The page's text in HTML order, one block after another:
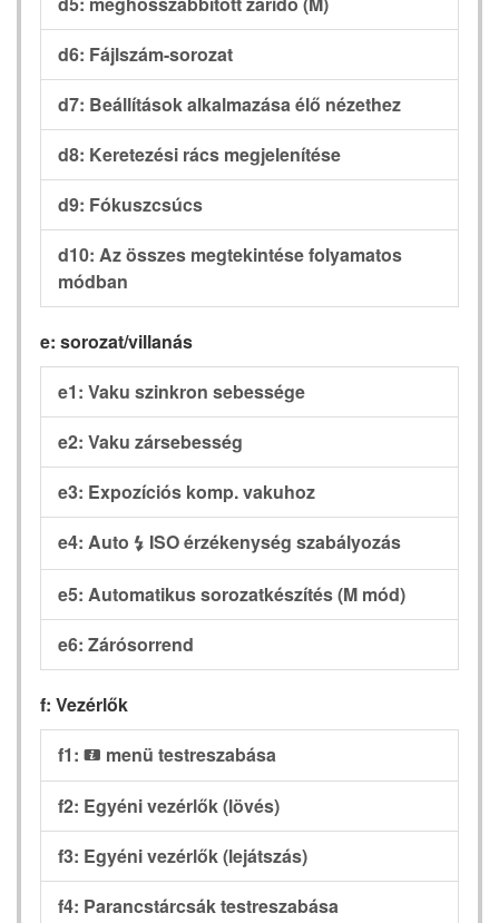
d6: Fájlszám-sorozat
d7: Beállítások alkalmazása élő nézethez
d8: Keretezési rács megjelenítése
d9: Fókuszcsúcs
d10: Az összes megtekintése folyamatos
módban
e: sorozat/villanás
e1: Vaku szinkron sebessége
e2: Vaku zársebesség
e3: Expozíciós komp. vakuhoz
e4: Auto c ISO érzékenység szabályozás
e5: Automatikus sorozatkészítés (M mód)
e6: Zárósorrend
f: Vezérlők
f1: i menü testreszabása
f2: Egyéni vezérlők (lövés)
f3: Egyéni vezérlők (lejátszás)
f4: Parancstárcsák testreszabása